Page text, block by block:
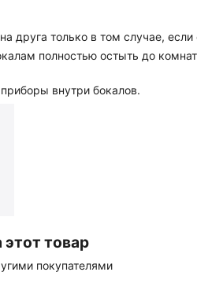
друга только в том случае,
полностью остыть до
внутри бокалов.
товар
покупателями